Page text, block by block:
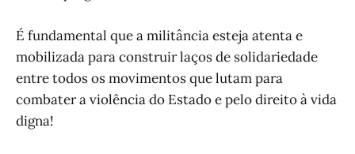
É fundamental que a militância esteja atenta e
mobilizada para construir laços de solidariedade
entre todos os movimentos que lutam para
combater a violência do Estado e pelo direito à vida
digna!